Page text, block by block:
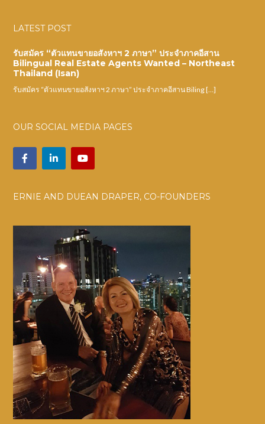
LATEST POST
รับสมัคร “ตัวแทนขายอสังหาฯ 2 ภาษา” ประจำภาคอีสาน
Bilingual Real Estate Agents Wanted – Northeast
Thailand (Isan)
รับสมัคร “ตัวแทนขายอสังหาฯ 2 ภาษา” ประจำภาคอีสาน Biling […]
OUR SOCIAL MEDIA PAGES
ERNIE AND DUEAN DRAPER, CO-FOUNDERS